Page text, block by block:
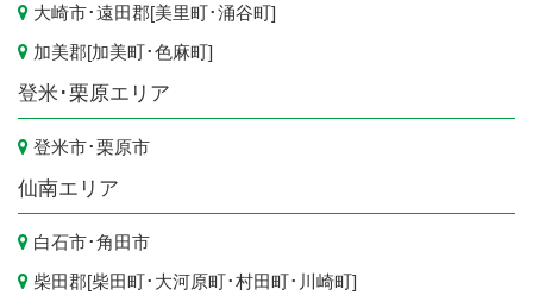
大崎市･遠田郡[美里町･涌谷町]
加美郡[加美町･色麻町]
登米･栗原エリア
登米市･栗原市
仙南エリア
白石市･角田市
柴田郡[柴田町･ 大河原町･村田町･ 川崎町]